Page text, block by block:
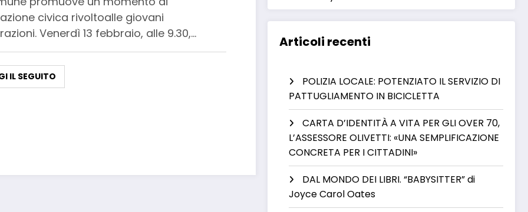
civica rivoltoalle giovani
Venerdì 13 febbraio, alle 9.30,…
IL SEGUITO
Articoli recenti
POLIZIA LOCALE: POTENZIATO IL SERVIZIO DI
PATTUGLIAMENTO IN BICICLETTA
CARTA D’IDENTITÀ A VITA PER GLI OVER 70,
L’ASSESSORE OLIVETTI: «UNA SEMPLIFICAZIONE
CONCRETA PER I CITTADINI»
DAL MONDO DEI LIBRI. “BABYSITTER” di
Joyce Carol Oates